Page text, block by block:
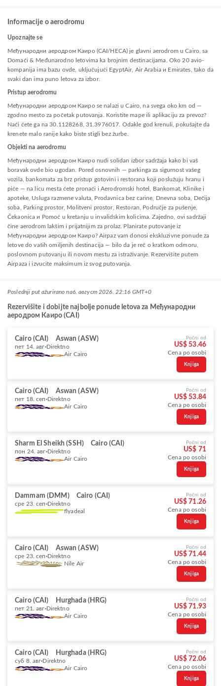
Informacije o aerodromu
Upoznajte se
Међународни аеродром Каиро (CAI/HECA) je glavni aerodrom u Cairo, sa
Domaći & Međunarodno letovima ka brojnim destinacijama. Oko 20 avio-
kompanija ima bazu ovde, uključujući EgyptAir, Air Arabia и Emirates, tako da
svaki dan ima puno letova za izbor.
Pristup aerodromu
Међународни аеродром Каиро se nalazi u Cairo, na svega oko km od —
zgodno mesto za početak putovanja. Koristite mape ili aplikaciju za prevoz?
Naći ćete ga na 30.1128268, 31.3976017. Odakle god krenuli, pokušajte da
krenete malo ranije kako biste stigli bez žurbe.
Objekti na aerodromu
Међународни аеродром Каиро nudi solidan izbor sadržaja kako bi vaš
boravak ovde bio ugodan. Pored osnovnih — parkinga za sigurnost vašeg
vozila, bankomata za brz pristup gotovini i restorana koji poslužuju hranu i
piće — na licu mesta ćete pronaći i Aerodromski hotel, Bankomat, Klinike i
apoteke, Usluga razmene valuta, Prodavnica bez carine, Dnevna soba, Dečija
soba, Parking prostor, Molitveni prostor, Restoran, Područje za pušenje,
Čekaonica и Pomoć u kretanju u invalidskim kolicima. Zajedno, ovi sadržaji
čine aerodrom lakšim i prijatnijim za prolaz. Planirate putovanje iz
Међународни аеродром Каиро? Airpaz vam donosi ekskluzivne ponude za
letove do vaših omiljenih destinacija — bilo da je reč o kratkom odmoru,
poslovnom putovanju ili novom mestu za istraživanje. Rezervišite putem
Airpaza i izvucite maksimum iz svog putovanja.
Poslednji put ažurirano na6. август 2026. 22:16 GMT+0
Rezervišite i dobijte najbolje ponude letova za Међународни
аеродром Каиро (CAI)
Cairo (CAI) Aswan (ASW)
пет 14. авг Direktno
Air Cairo
Počni od
US$ 53.46
Cena po osobi
Knjiga
Cairo (CAI) Aswan (ASW)
пет 18. сеп Direktno
Air Cairo
Počni od
US$ 53.84
Cena po osobi
Knjiga
Sharm El Sheikh (SSH) Cairo (CAI)
пон 24. авг Direktno
Air Cairo
Počni od
US$ 71
Cena po osobi
Knjiga
Dammam (DMM) Cairo (CAI)
сре 23. сеп Direktno
flyadeal
Počni od
US$ 71.26
Cena po osobi
Knjiga
Cairo (CAI) Aswan (ASW)
сре 23. сеп Direktno
Nile Air
Počni od
US$ 71.44
Cena po osobi
Knjiga
Cairo (CAI) Hurghada (HRG)
пет 21. авг Direktno
Air Cairo
Počni od
US$ 71.93
Cena po osobi
Knjiga
Cairo (CAI) Hurghada (HRG)
суб 8. авг Direktno
Air Cairo
Počni od
US$ 72.06
Cena po osobi
Knjiga